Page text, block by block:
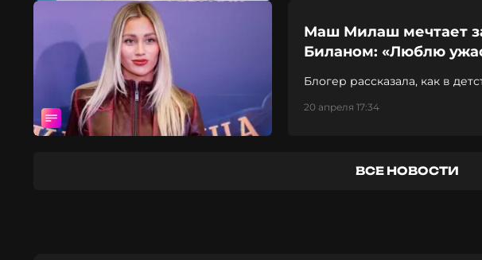
Маш Милаш мечтает
Биланом: «Люблю
Блогер рассказала, как в
20 апреля 17:34
ВСЕ НОВОСТИ